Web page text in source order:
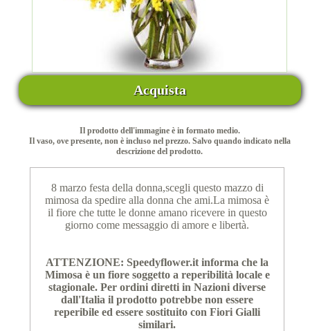
Acquista
Il prodotto dell'immagine è in formato medio.
Il vaso, ove presente, non è incluso nel prezzo. Salvo quando indicato nella
descrizione del prodotto.
8 marzo festa della donna,scegli questo mazzo di
mimosa da spedire alla donna che ami.La mimosa è
il fiore che tutte le donne amano ricevere in questo
giorno come messaggio di amore e libertà.
ATTENZIONE: Speedyflower.it informa che la
Mimosa è un fiore soggetto a reperibilità locale e
stagionale. Per ordini diretti in Nazioni diverse
dall'Italia il prodotto potrebbe non essere
reperibile ed essere sostituito con Fiori Gialli
similari.